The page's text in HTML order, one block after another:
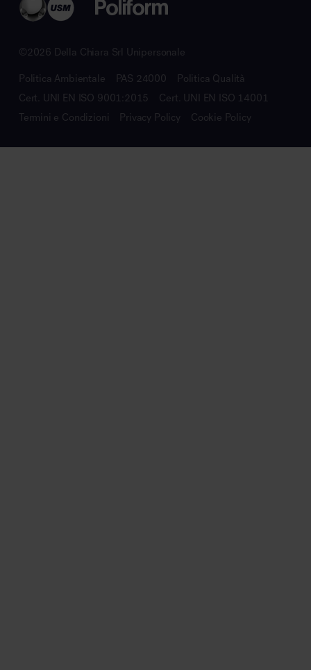
©2026 Della Chiara Srl Unipersonale
Politica Ambientale PAS 24000
Politica Qualità
Cert. UNI EN ISO 9001:2015
Cert. UNI EN ISO 14001
Termini e Condizioni
Privacy Policy Cookie Policy